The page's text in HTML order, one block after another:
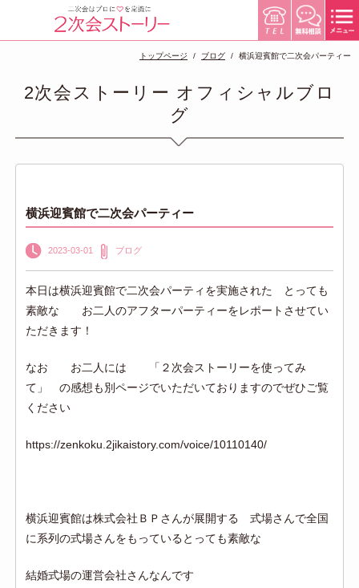
トップページ ブログ 横浜迎賓館で二次会パーティー
2次会ストーリー オフィシャルブロ
グ
横浜迎賓館で二次会パーティー
2023-03-01 ブログ
本日は横浜迎賓館で二次会パーティを実施された とっても
素敵な お二人のアフターパーティーをレポートさせてい
ただきます！
なお お二人には 「２次会ストーリーを使ってみ
て」 の感想も別ページでいただいておりますのでぜひご覧
ください
https://zenkoku.2jikaistory.com/voice/10110140/
横浜迎賓館は株式会社ＢＰさんが展開する 式場さんで全国
に系列の式場さんをもっているとっても素敵な
結婚式場の運営会社さんなんです